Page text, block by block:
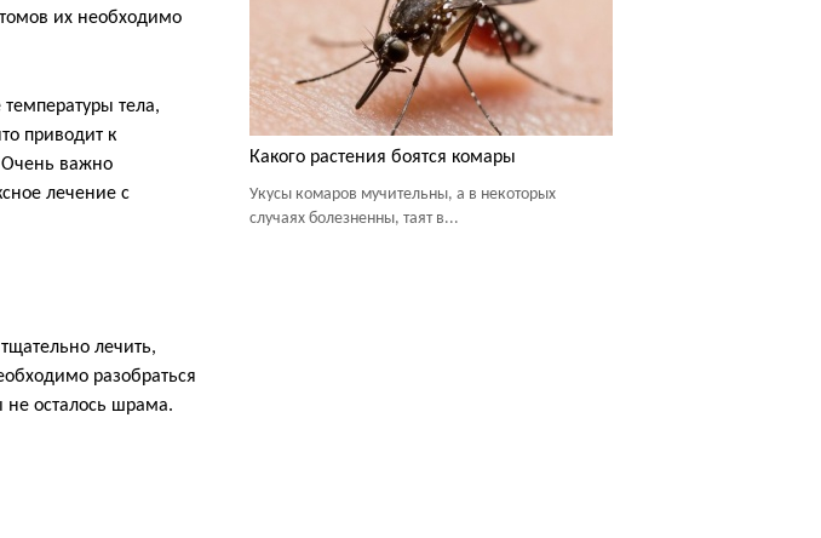
их необходимо
тела,
приводит к
важно
лечение с
лечить,
разобраться
не осталось шрама.
Какого растения боятся комары
Укусы комаров мучительны, а в некоторых
случаях болезненны, таят в...